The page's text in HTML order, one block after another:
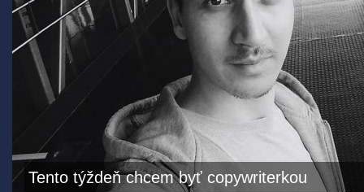
Tento týždeň chcem byť copywriterkou